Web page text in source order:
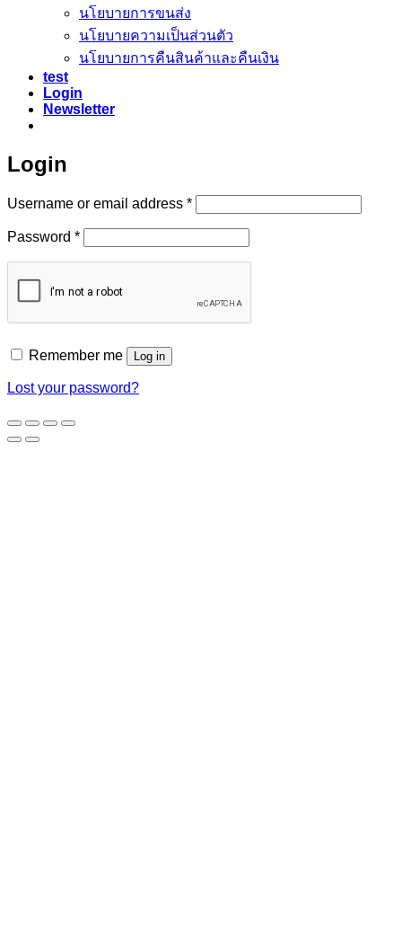
นโยบายการขนส่ง
นโยบายความเป็นส่วนตัว
นโยบายการคืนสินค้าและคืนเงิน
test
Login
Newsletter
Login
Username or email address *Required
Password *Required
Remember me Log in
Lost your password?